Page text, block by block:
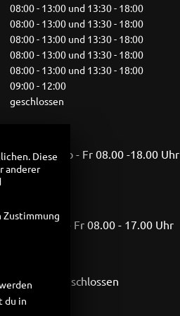
08:00 - 13:00 und 13:30 - 18:00
08:00 - 13:00 und 13:30 - 18:00
08:00 - 13:00 und 13:30 - 18:00
08:00 - 13:00 und 13:30 - 18:00
08:00 - 13:00 und 13:30 - 18:00
09:00 - 12:00
geschlossen
Mo - Fr 08.00 -18.00 Uhr
Uhr
Mo - Fr 08.00 - 17.00 Uhr
geschlossen
Diese
anderer
Zustimmung
du in